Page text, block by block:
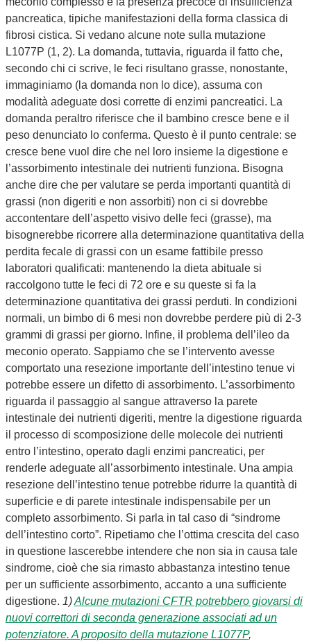
pancreatica, tipiche manifestazioni della forma classica di
fibrosi cistica. Si vedano alcune note sulla mutazione
L1077P (1, 2). La domanda, tuttavia, riguarda il fatto che,
secondo chi ci scrive, le feci risultano grasse, nonostante,
immaginiamo (la domanda non lo dice), assuma con
modalità adeguate dosi corrette di enzimi pancreatici. La
domanda peraltro riferisce che il bambino cresce bene e il
peso denunciato lo conferma. Questo è il punto centrale: se
cresce bene vuol dire che nel loro insieme la digestione e
l’assorbimento intestinale dei nutrienti funziona. Bisogna
anche dire che per valutare se perda importanti quantità di
grassi (non digeriti e non assorbiti) non ci si dovrebbe
accontentare dell’aspetto visivo delle feci (grasse), ma
bisognerebbe ricorrere alla determinazione quantitativa della
perdita fecale di grassi con un esame fattibile presso
laboratori qualificati: mantenendo la dieta abituale si
raccolgono tutte le feci di 72 ore e su queste si fa la
determinazione quantitativa dei grassi perduti. In condizioni
normali, un bimbo di 6 mesi non dovrebbe perdere più di 2-3
grammi di grassi per giorno. Infine, il problema dell’ileo da
meconio operato. Sappiamo che se l’intervento avesse
comportato una resezione importante dell’intestino tenue vi
potrebbe essere un difetto di assorbimento. L’assorbimento
riguarda il passaggio al sangue attraverso la parete
intestinale dei nutrienti digeriti, mentre la digestione riguarda
il processo di scomposizione delle molecole dei nutrienti
entro l’intestino, operato dagli enzimi pancreatici, per
renderle adeguate all’assorbimento intestinale. Una ampia
resezione dell’intestino tenue potrebbe ridurre la quantità di
superficie e di parete intestinale indispensabile per un
completo assorbimento. Si parla in tal caso di “sindrome
dell’intestino corto”. Ripetiamo che l’ottima crescita del caso
in questione lascerebbe intendere che non sia in causa tale
sindrome, cioè che sia rimasto abbastanza intestino tenue
per un sufficiente assorbimento, accanto a una sufficiente
digestione. 1)Alcune mutazioni CFTR potrebbero giovarsi di
nuovi correttori di seconda generazione associati ad un
potenziatore. A proposito della mutazione L1077P,